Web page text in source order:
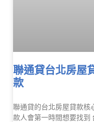
聯通貸台北房屋
款
聯通貸的台北房屋貸款核
款人會第一時間想要找到